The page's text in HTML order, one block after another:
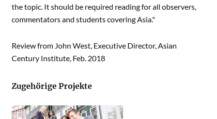
the topic. It should be required reading for all observers,
commentators and students covering Asia."
Review from John West, Executive Director, Asian
Century Institute, Feb. 2018
Zugehörige Projekte